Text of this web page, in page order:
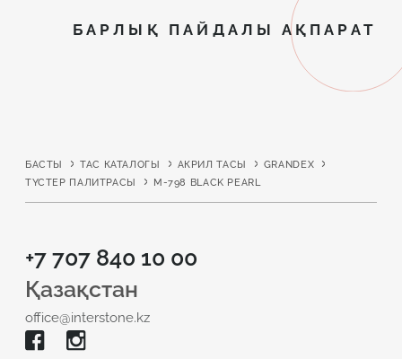
БАРЛЫҚ ПАЙДАЛЫ АҚПАРАТ
БАСТЫ ТАС КАТАЛОГЫ АКРИЛ ТАСЫ
GRANDEX
ТҮСТЕР ПАЛИТРАСЫ
M-798 BLACK PEARL
+7 707 840 10 00
Қазақстан
office@interstone.kz